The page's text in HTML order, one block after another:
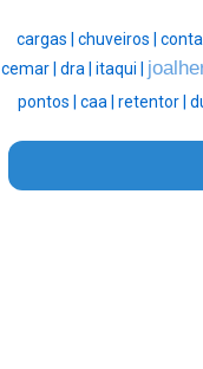
cargas | chuveiros |
cemar | dra | itaqui |
pontos | caa | retentor |